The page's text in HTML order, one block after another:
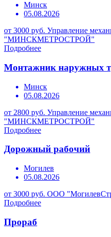
Минск
05.08.2026
от 3000 руб. Управление
"МИНСКМЕТРОСТРОЙ"
Подробнее
Монтажник наружных
Минск
05.08.2026
от 2800 руб. Управление
"МИНСКМЕТРОСТРОЙ"
Подробнее
Дорожный рабочий
Могилев
05.08.2026
от 3000 руб. ООО
Подробнее
Прораб